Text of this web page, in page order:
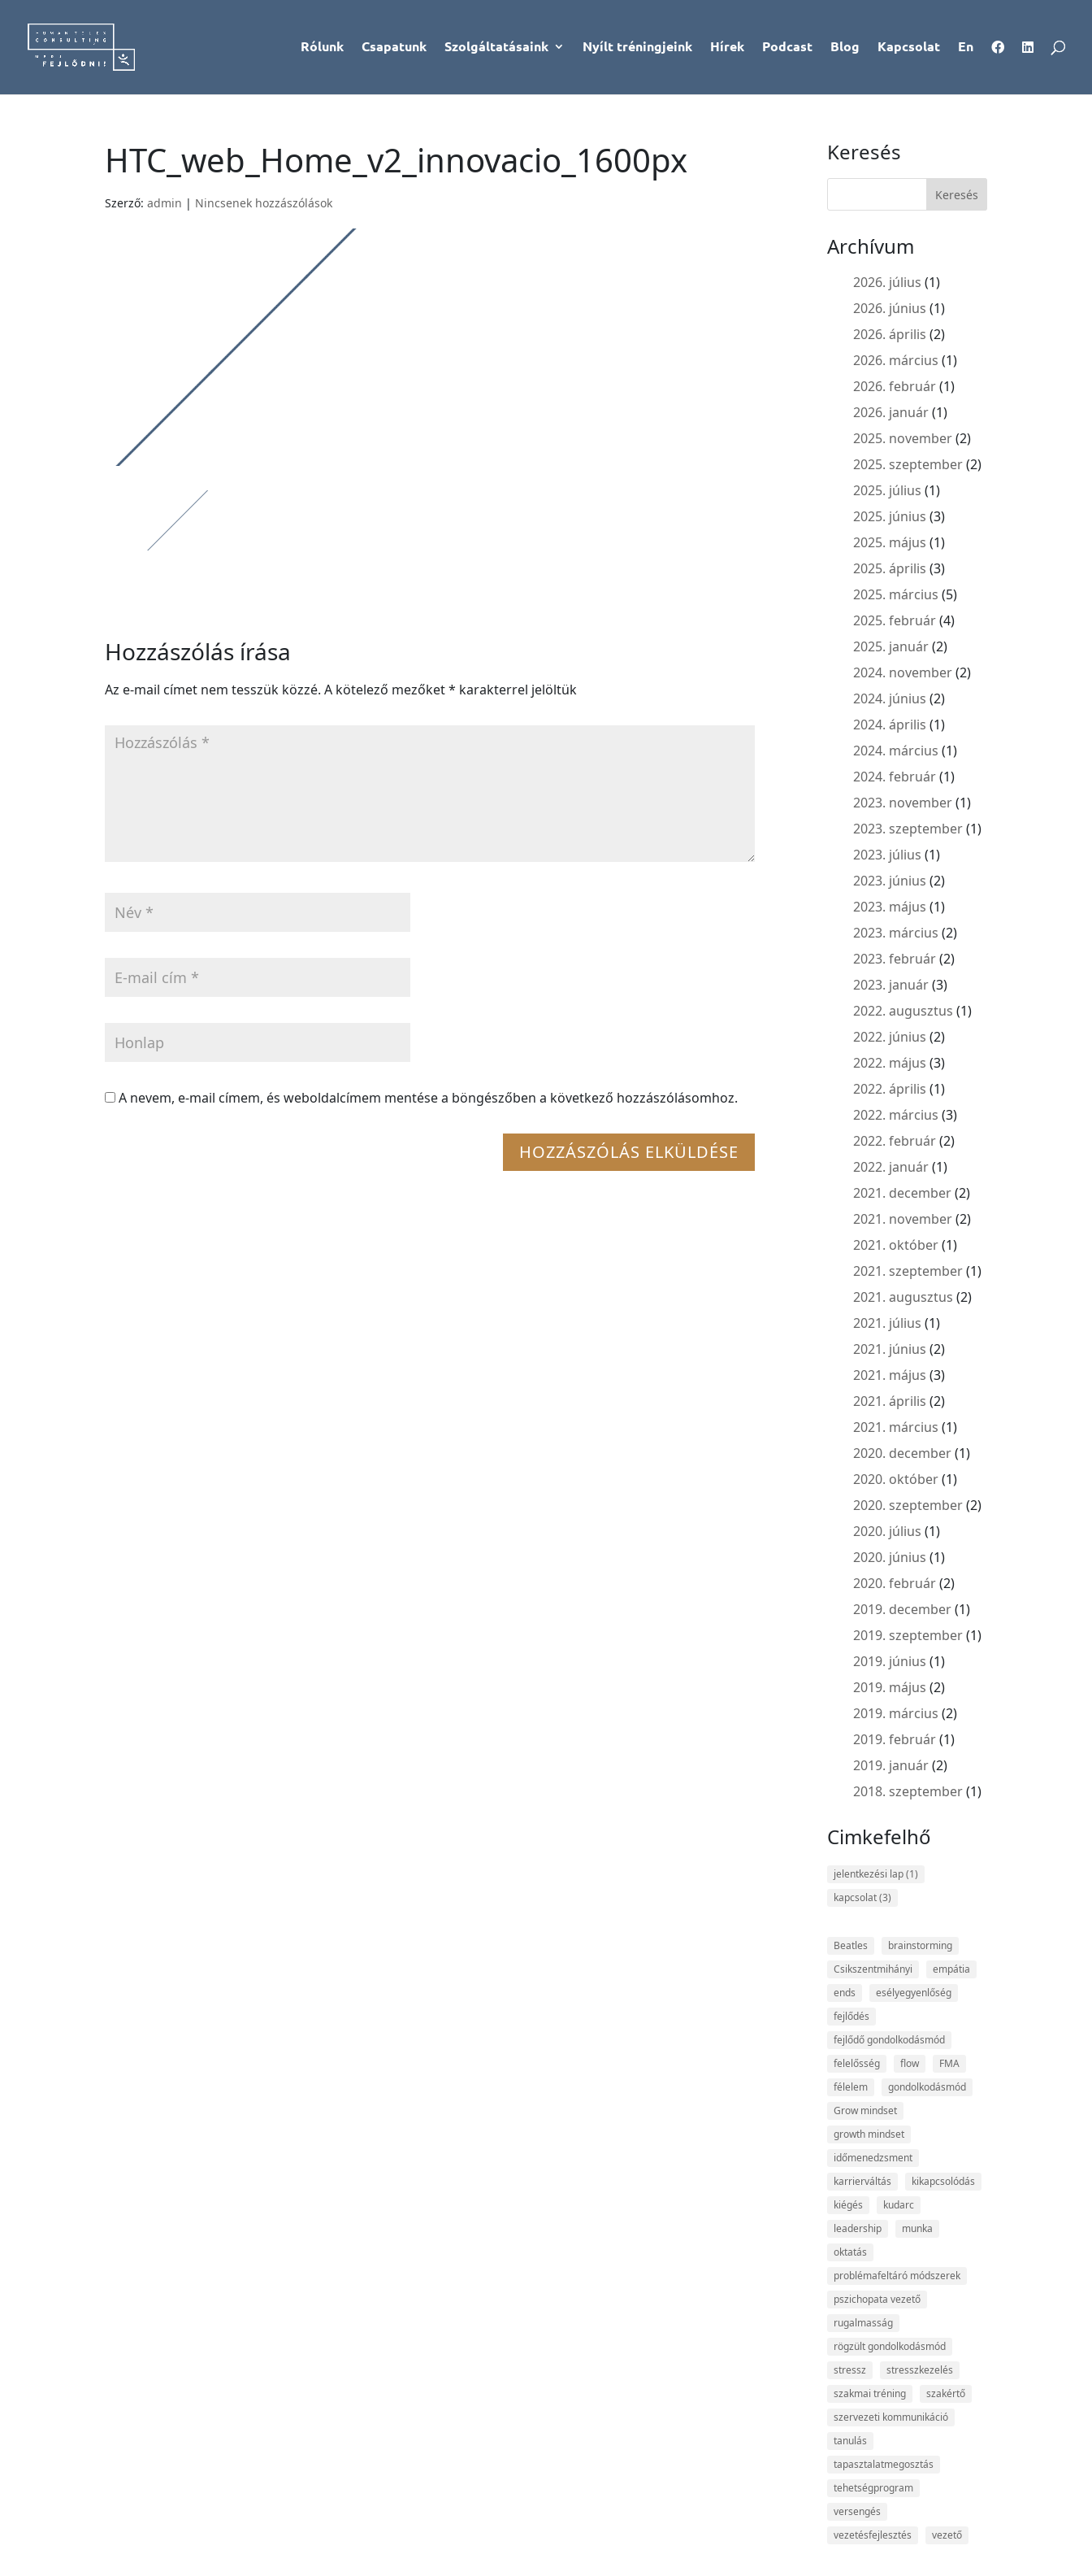
Rólunk Csapatunk Szolgáltatásaink Nyílt tréningjeink Hírek Podcast Blog Kapcsolat En
HTC_web_Home_v2_innovacio_1600px
Szerző: admin | Nincsenek hozzászólások
Hozzászólás írása
Az e-mail címet nem tesszük közzé. A kötelező mezőket* karakterrel jelöltük
A nevem, e-mail címem, és weboldalcímem mentése a böngészőben a következő hozzászólásomhoz.
Keresés
Archívum
2026. július (1)
2026. június (1)
2026. április (2)
2026. március (1)
2026. február(1)
2026. január(1)
2025. november(2)
2025. szeptember(2)
2025. július (1)
2025. június (3)
2025. május (1)
2025. április (3)
2025. március (5)
2025. február(4)
2025. január(2)
2024. november(2)
2024. június (2)
2024. április (1)
2024. március (1)
2024. február(1)
2023. november(1)
2023. szeptember(1)
2023. július (1)
2023. június (2)
2023. május (1)
2023. március (2)
2023. február(2)
2023. január(3)
2022. augusztus (1)
2022. június (2)
2022. május (3)
2022. április (1)
2022. március (3)
2022. február(2)
2022. január(1)
2021. december(2)
2021. november(2)
2021. október(1)
2021. szeptember(1)
2021. augusztus (2)
2021. július (1)
2021. június (2)
2021. május (3)
2021. április (2)
2021. március (1)
2020. december(1)
2020. október(1)
2020. szeptember(2)
2020. július (1)
2020. június (1)
2020. február(2)
2019. december(1)
2019. szeptember(1)
2019. június (1)
2019. május (2)
2019. március (2)
2019. február(1)
2019. január(2)
2018. szeptember(1)
Cimkefelhő
jelentkezési lap(1)
kapcsolat(3)
Beatles
brainstorming
Csikszentmihányi
empátia
ends
esélyegyenlőség
fejlődés
fejlődő gondolkodásmód
felelősség
flow
FMA
félelem
gondolkodásmód
Grow mindset
growth mindset
időmenedzsment
karrierváltás
kikapcsolódás
kiégés
kudarc
leadership
munka
oktatás
problémafeltáró módszerek
pszichopata vezető
rugalmasság
rögzült gondolkodásmód
stressz
stresszkezelés
szakmai tréning
szakértő
szervezeti kommunikáció
tanulás
tapasztalatmegosztás
tehetségprogram
versengés
vezetésfejlesztés
vezető